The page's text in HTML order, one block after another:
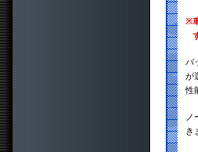
※
バ
が
性
ノ
き